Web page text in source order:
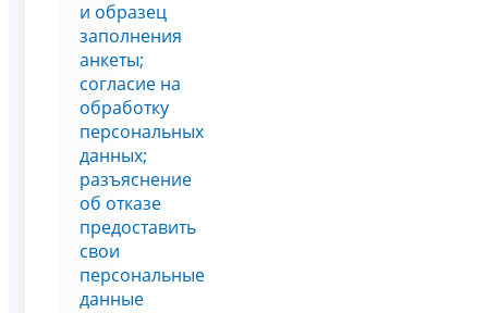
и образец
заполнения
анкеты;
согласие на
обработку
персональных
данных;
разъяснение
об отказе
предоставить
свои
персональные
данные